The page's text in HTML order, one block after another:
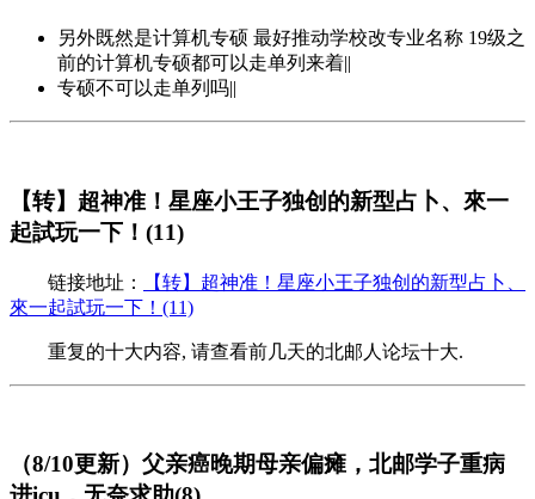
另外既然是计算机专硕 最好推动学校改专业名称 19级之
前的计算机专硕都可以走单列来着||
专硕不可以走单列吗||
【转】超神准！星座小王子独创的新型占卜、來一
起試玩一下！(11)
链接地址：
【转】超神准！星座小王子独创的新型占卜、
來一起試玩一下！(11)
重复的十大内容, 请查看前几天的北邮人论坛十大.
（8/10更新）父亲癌晚期母亲偏瘫，北邮学子重病